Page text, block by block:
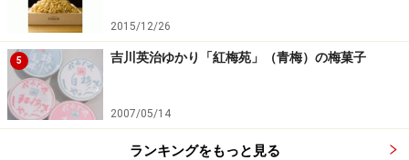
2015/12/26
5 吉川英治ゆかり「紅梅苑」（青梅）の梅菓子
2007/05/14
ランキングをもっと見る